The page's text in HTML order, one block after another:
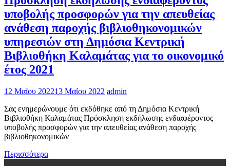
υποβολής προσφορών για την απευθείας
ανάθεση παροχής βιβλιοθηκονομικών
υπηρεσιών στη Δημόσια Κεντρική
Βιβλιοθήκη Καλαμάτας για το οικονομικό
έτος 2021
12 Μαΐου 202213 Μαΐου 2022 admin
Σας ενημερώνουμε ότι εκδόθηκε από τη Δημόσια Κεντρική
Βιβλιοθήκη Καλαμάτας Πρόσκληση εκδήλωσης ενδιαφέροντος
υποβολής προσφορών για την απευθείας ανάθεση παροχής
βιβλιοθηκονομικών
Περισσότερα